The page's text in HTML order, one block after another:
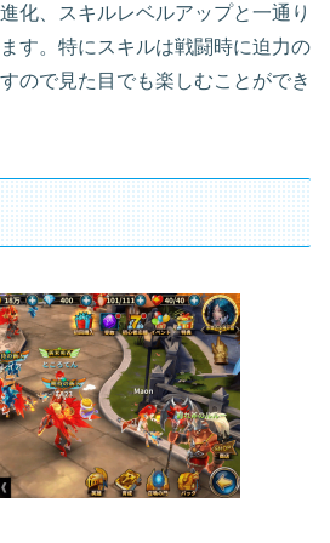
化、スキルレベルアップと一通り
す。特にスキルは戦闘時に迫力の
ので見た目でも楽しむことができ